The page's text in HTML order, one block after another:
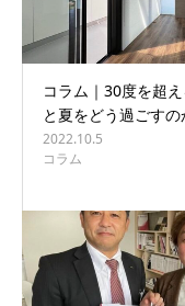
コラム｜30度を超
と夏をどう過ごす
2022.10.5
コラム